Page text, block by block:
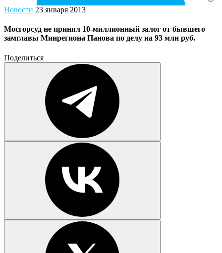
Новости 23 января 2013
Мосгорсуд не принял 10-миллионный залог от бывшего
замглавы Минрегиона Панова по делу на 93 млн руб.
Поделиться